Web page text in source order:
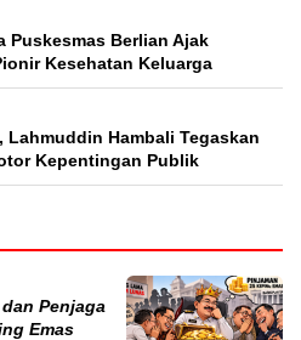
Puskesmas Berlian Ajak
Kesehatan Keluarga
Lahmuddin Hambali Tegaskan
Kepentingan Publik
Penjaga
Emas